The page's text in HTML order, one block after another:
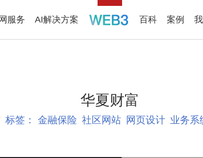
服务 AI解决方案 百科 案例
华夏财富
标签： 金融保险 社区网站 网页设计 业务系